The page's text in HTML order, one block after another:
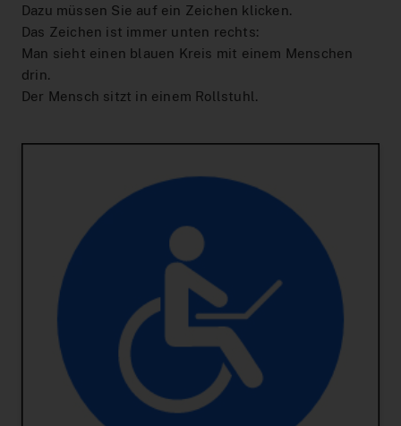
Dazu müssen Sie auf ein Zeichen klicken.
Das Zeichen ist immer unten rechts:
Man sieht einen blauen Kreis mit einem Menschen
drin.
Der Mensch sitzt in einem Rollstuhl.